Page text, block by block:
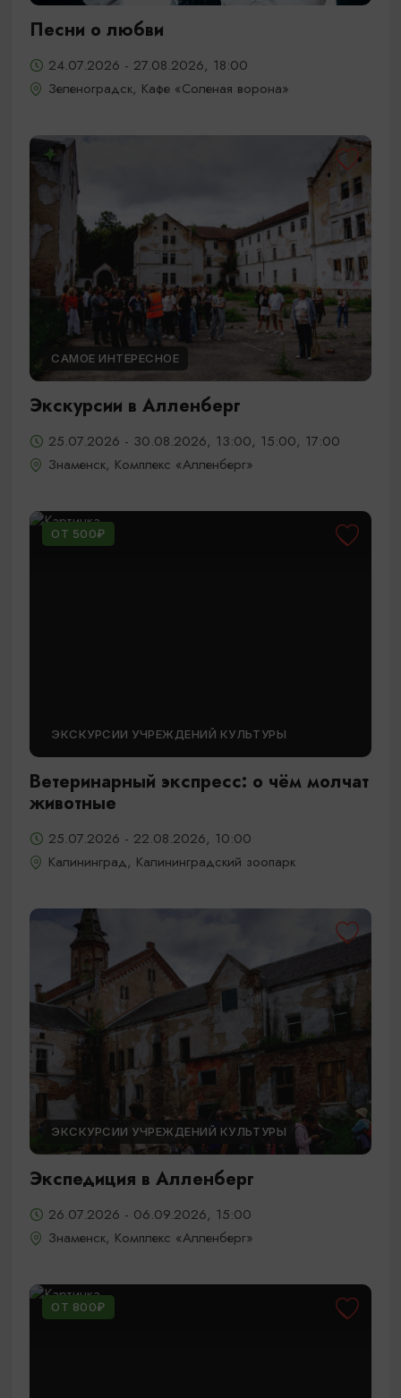
Песни о любви
24.07.2026 - 27.08.2026, 18:00
Зеленоградск, Кафе «Соленая ворона»
САМОЕ ИНТЕРЕСНОЕ
Экскурсии в Алленберг
25.07.2026 - 30.08.2026, 13:00, 15:00, 17:00
Знаменск, Комплекс «Алленберг»
ОТ 500₽
ЭКСКУРСИИ УЧРЕЖДЕНИЙ КУЛЬТУРЫ
Ветеринарный экспресс: о чём молчат
животные
25.07.2026 - 22.08.2026, 10:00
Калининград, Калининградский зоопарк
ЭКСКУРСИИ УЧРЕЖДЕНИЙ КУЛЬТУРЫ
Экспедиция в Алленберг
26.07.2026 - 06.09.2026, 15:00
Знаменск, Комплекс «Алленберг»
ОТ 800₽